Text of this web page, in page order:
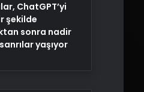
ChatGPT’yi
şekilde
sonra nadir
yaşıyor